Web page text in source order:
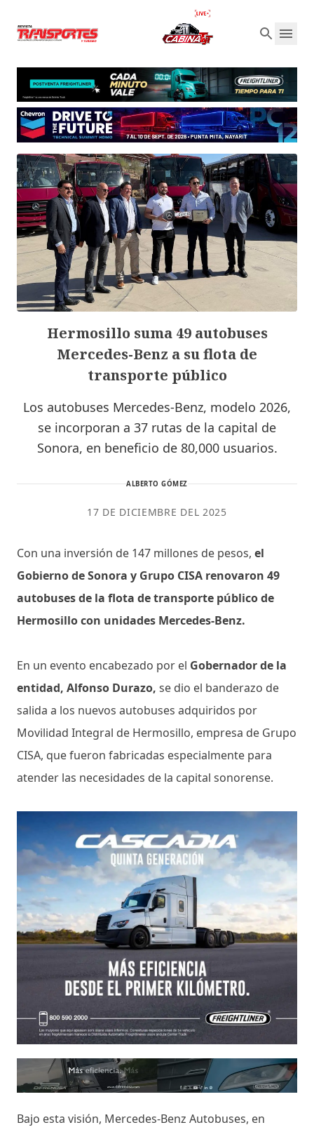
Hermosillo suma 49 autobuses
Mercedes-Benz a su flota de
transporte público
Los autobuses Mercedes-Benz, modelo 2026,
se incorporan a 37 rutas de la capital de
Sonora, en beneficio de 80,000 usuarios.
ALBERTO GÓMEZ
17 DE DICIEMBRE DEL 2025
Con una inversión de 147 millones de pesos, el
Gobierno de Sonora y Grupo CISA renovaron 49
autobuses de la flota de transporte público de
Hermosillo con unidades Mercedes-Benz.
En un evento encabezado por el Gobernador de la
entidad, Alfonso Durazo, se dio el banderazo de
salida a los nuevos autobuses adquiridos por
Movilidad Integral de Hermosillo, empresa de Grupo
CISA, que fueron fabricadas especialmente para
atender las necesidades de la capital sonorense.
Bajo esta visión, Mercedes-Benz Autobuses, en